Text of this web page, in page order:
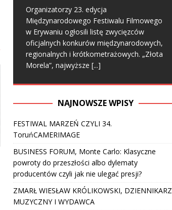
Organizatorzy 23. edycja
Międzynarodowego Festiwalu Filmowego
w Erywaniu ogłosili listę zwycięzców
oficjalnych konkurów międzynarodowych,
regionalnych i krótkometrażowych. „Złota
Morela”, najwyższe [...]
NAJNOWSZE WPISY
FESTIWAL MARZEŃ CZYLI 34.
ToruńCAMERIMAGE
BUSINESS FORUM, Monte Carlo: Klasyczne
powroty do przeszłości albo dylematy
producentów czyli jak nie ulegać presji?
ZMARŁ WIESŁAW KRÓLIKOWSKI, DZIENNIKARZ
MUZYCZNY I WYDAWCA